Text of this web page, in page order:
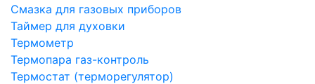
Смазка для газовых приборов
Таймер для духовки
Термометр
Термопара газ-контроль
Термостат (терморегулятор)